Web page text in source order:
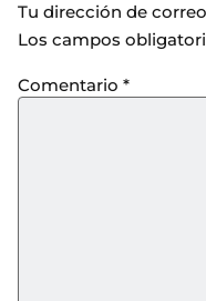
Tu dirección de
Los campos
Comentario *